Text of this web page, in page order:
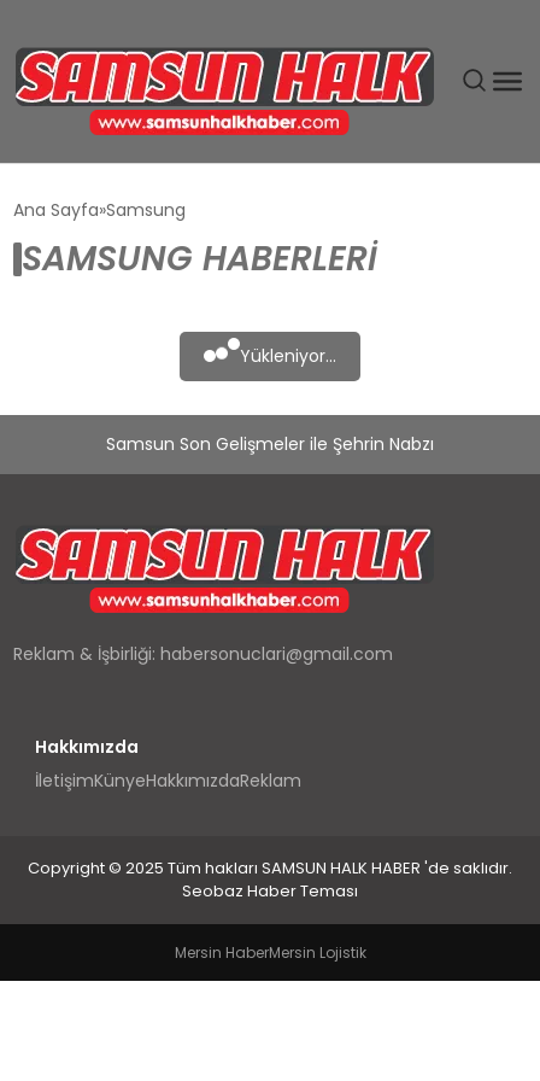
EĞITIM
MAGAZIN
SPOR
TEKNOLOJI
Ana Sayfa Samsung
SAMSUNG HABERLERI
Yükleniyor...
Samsun Son Gelişmeler ile Şehrin Nabzı
Reklam & İşbirliği:habersonuclari@gmail.com
Hakkımızda
İletişimKünyeHakkımızdaReklam
Copyright © 2025 Tüm hakları SAMSUN HALK HABER 'de saklıdır.
Seobaz Haber Teması
Mersin HaberMersin Lojistik